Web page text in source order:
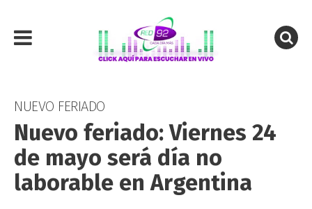
NUEVO FERIADO
Nuevo feriado: Viernes 24
de mayo será día no
laborable en Argentina